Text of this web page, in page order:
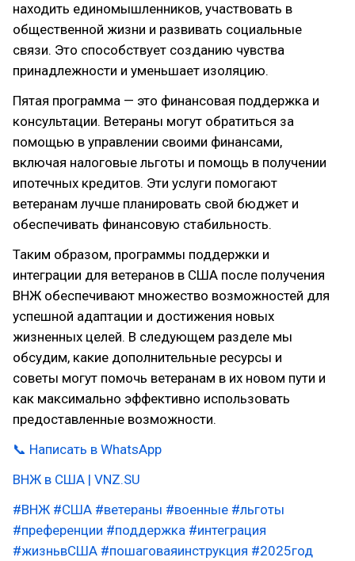
находить единомышленников, участвовать в
общественной жизни и развивать социальные
связи. Это способствует созданию чувства
принадлежности и уменьшает изоляцию.
Пятая программа — это финансовая поддержка и
консультации. Ветераны могут обратиться за
помощью в управлении своими финансами,
включая налоговые льготы и помощь в получении
ипотечных кредитов. Эти услуги помогают
ветеранам лучше планировать свой бюджет и
обеспечивать финансовую стабильность.
Таким образом, программы поддержки и
интеграции для ветеранов в США после получения
ВНЖ обеспечивают множество возможностей для
успешной адаптации и достижения новых
жизненных целей. В следующем разделе мы
обсудим, какие дополнительные ресурсы и
советы могут помочь ветеранам в их новом пути и
как максимально эффективно использовать
предоставленные возможности.
📞 Написать в WhatsApp
ВНЖ в США | VNZ.SU
#ВНЖ #США #ветераны #военные #льготы
#преференции #поддержка #интеграция
#жизньвСША #пошаговаяинструкция #2025год